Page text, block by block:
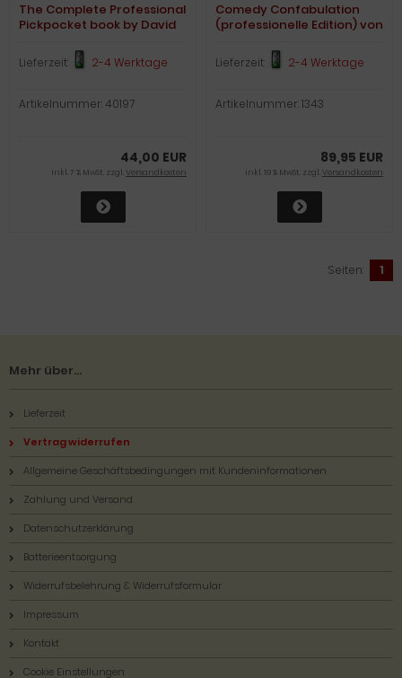
The Complete Professional
Pickpocket book by David
Lieferzeit: 2-4 Werktage
Artikelnummer: 40197
44,00 EUR
inkl. 7 % MwSt. zzgl.Versandkosten
Comedy Confabulation
(professionelle Edition) von
Lieferzeit: 2-4 Werktage
Artikelnummer: 1343
89,95 EUR
inkl. 19 % MwSt. zzgl.Versandkosten
Seiten: 1
Mehr über...
Lieferzeit
Vertrag widerrufen
Allgemeine Geschäftsbedingungen mit Kundeninformationen
Zahlung und Versand
Datenschutzerklärung
Batterieentsorgung
Widerrufsbelehrung & Widerrufsformular
Impressum
Kontakt
Cookie Einstellungen